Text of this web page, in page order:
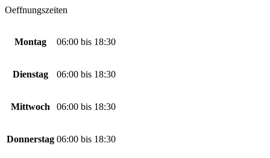
Oeffnungszeiten
Montag 06:00 bis 18:30
Dienstag 06:00 bis 18:30
Mittwoch 06:00 bis 18:30
Donnerstag 06:00 bis 18:30